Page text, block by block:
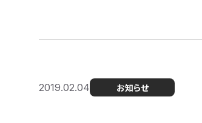
2019.02.04 お知らせ